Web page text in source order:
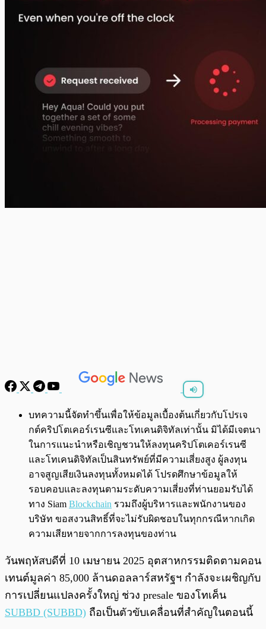
พร้อมเล่น 0:00/0:00
บทความนี้จัดทำขึ้นเพื่อให้ข้อมูลเบื้องต้นเกี่ยวกับโปรเจ
กต์คริปโตเคอร์เรนซีและโทเคนดิจิทัลเท่านั้น มิได้มีเจตนา
ในการแนะนำหรือเชิญชวนให้ลงทุนคริปโตเคอร์เรนซี
และโทเคนดิจิทัลเป็นสินทรัพย์ที่มีความเสี่ยงสูง ผู้ลงทุน
อาจสูญเสียเงินลงทุนทั้งหมดได้ โปรดศึกษาข้อมูลให้
รอบคอบและลงทุนตามระดับความเสี่ยงที่ท่านยอมรับได้
ทาง Siam Blockchain รวมถึงผู้บริหารและพนักงานของ
บริษัท ขอสงวนสิทธิ์ที่จะไม่รับผิดชอบในทุกกรณีหากเกิด
ความเสียหายจากการลงทุนของท่าน
วันพฤหัสบดีที่ 10 เมษายน 2025 อุตสาหกรรมติดตามคอน
เทนต์มูลค่า 85,000 ล้านดอลลาร์สหรัฐฯ กำลังจะเผชิญกับ
การเปลี่ยนแปลงครั้งใหญ่ ช่วง presale ของโทเค็น
SUBBD (SUBBD) ถือเป็นตัวขับเคลื่อนที่สำคัญในตอนนี้